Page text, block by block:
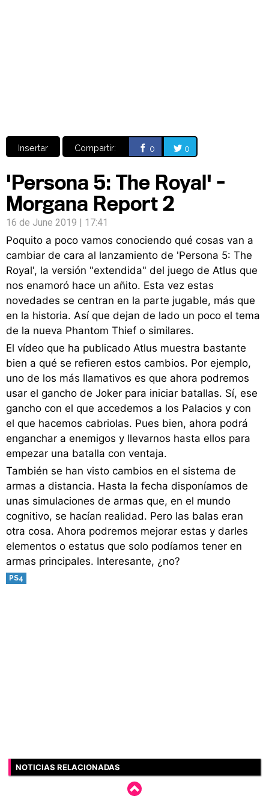
Insertar Compartir: 0 0
'Persona 5: The Royal' -
Morgana Report 2
16 de June 2019 | 17:41
Poquito a poco vamos conociendo qué cosas van a
cambiar de cara al lanzamiento de 'Persona 5: The
Royal', la versión "extendida" del juego de Atlus que
nos enamoró hace un añito. Esta vez estas
novedades se centran en la parte jugable, más que
en la historia. Así que dejan de lado un poco el tema
de la nueva Phantom Thief o similares.
El vídeo que ha publicado Atlus muestra bastante
bien a qué se refieren estos cambios. Por ejemplo,
uno de los más llamativos es que ahora podremos
usar el gancho de Joker para iniciar batallas. Sí, ese
gancho con el que accedemos a los Palacios y con
el que hacemos cabriolas. Pues bien, ahora podrá
enganchar a enemigos y llevarnos hasta ellos para
empezar una batalla con ventaja.
También se han visto cambios en el sistema de
armas a distancia. Hasta la fecha disponíamos de
unas simulaciones de armas que, en el mundo
cognitivo, se hacían realidad. Pero las balas eran
otra cosa. Ahora podremos mejorar estas y darles
elementos o estatus que solo podíamos tener en
armas principales. Interesante, ¿no?
PS4
NOTICIAS RELACIONADAS